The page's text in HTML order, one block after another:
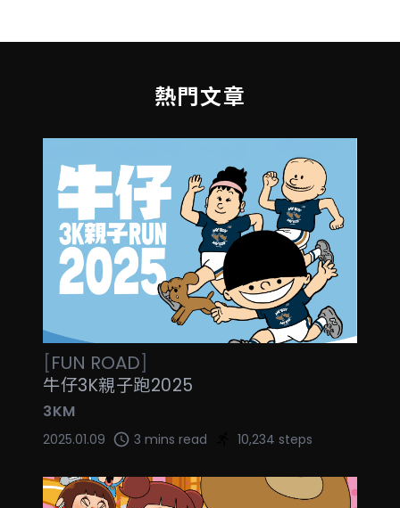
熱門文章
[FUN ROAD]
牛仔3K親子跑2025
3KM
2025.01.09 3 mins read 10,234 steps